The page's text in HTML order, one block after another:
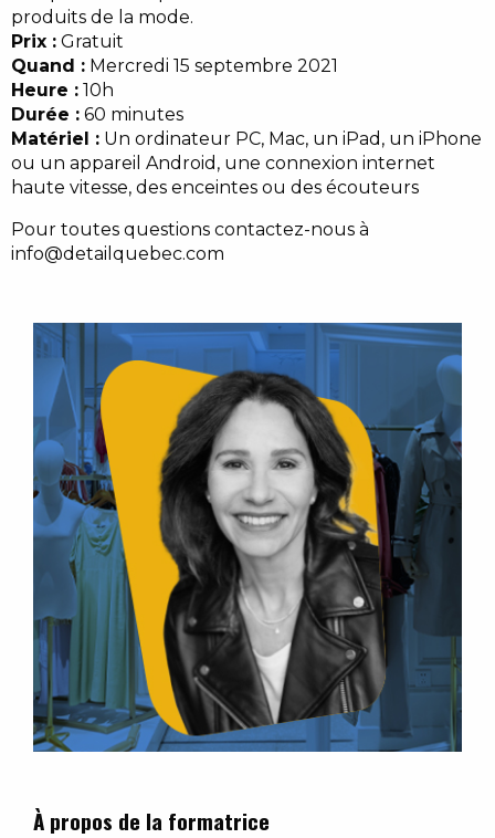
produits de la mode.
Prix : Gratuit
Quand : Mercredi 15 septembre 2021
Heure : 10h
Durée : 60 minutes
Matériel : Un ordinateur PC, Mac, un iPad, un iPhone
ou un appareil Android, une connexion internet
haute vitesse, des enceintes ou des écouteurs
Pour toutes questions contactez-nous à
info@detailquebec.com
À propos de la formatrice